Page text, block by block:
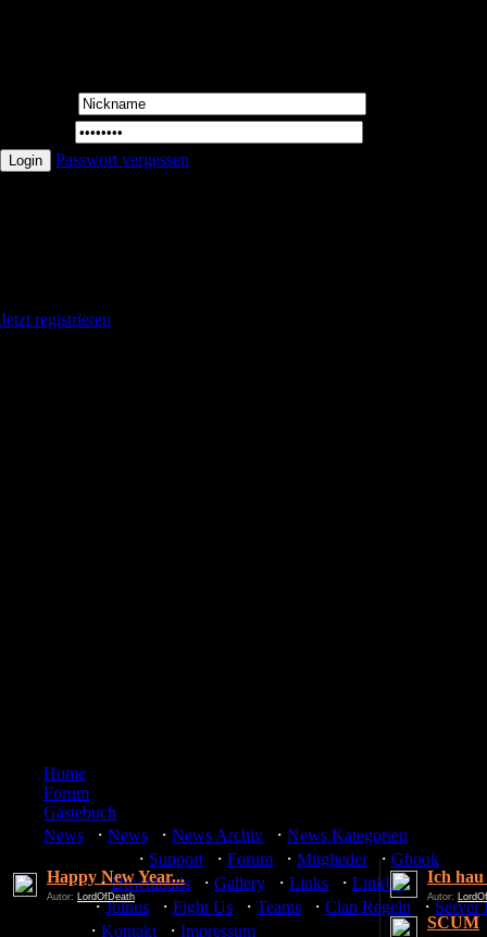
Passwort vergessen
Jetzt registrieren
Home
Forum
Gästebuch
News
· News · News Archiv · News Kategorien
· Support · Forum · Mitglieder · Gbook
Media
· Downloads · Gallery · Links · LinkUs
Team
· Joinus · Fight Us · Teams · Clan Regeln · Server
· Kontakt · Impressum
Happy New Year...
Autor: LordOfDeath
Ich hau
Autor:
SCUM